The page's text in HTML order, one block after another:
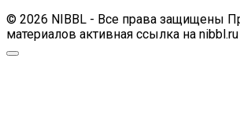
© 2026 NIBBL - Все права защищены
материалов активная ссылка на